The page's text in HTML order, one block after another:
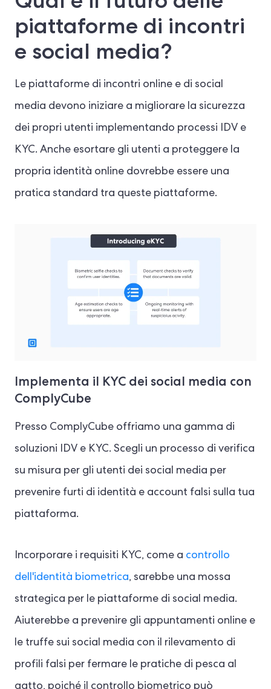
piattaforme di incontri
e social media?
Le piattaforme di incontri online e di social
media devono iniziare a migliorare la sicurezza
dei propri utenti implementando processi IDV e
KYC. Anche esortare gli utenti a proteggere la
propria identità online dovrebbe essere una
pratica standard tra queste piattaforme.
Implementa il KYC dei social media con
ComplyCube
Presso ComplyCube offriamo una gamma di
soluzioni IDV e KYC. Scegli un processo di verifica
su misura per gli utenti dei social media per
prevenire furti di identità e account falsi sulla tua
piattaforma.
Incorporare i requisiti KYC, come a controllo
dell'identità biometrica, sarebbe una mossa
strategica per le piattaforme di social media.
Aiuterebbe a prevenire gli appuntamenti online e
le truffe sui social media con il rilevamento di
profili falsi per fermare le pratiche di pesca al
gatto, poiché il controllo biometrico può